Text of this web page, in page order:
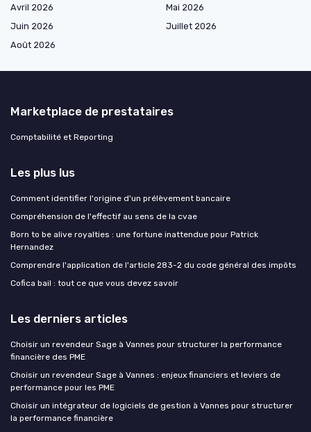
Avril 2026
Mai 2026
Juin 2026
Juillet 2026
Août 2026
Marketplace de prestataires
Comptabilité et Reporting
Les plus lus
Comment identifier l'origine d'un prélèvement bancaire
Compréhension de l'effectif au sens de la cvae
Born to be alive royalties : une fortune inattendue pour Patrick
Hernandez
Comprendre l'application de l'article 283-2 du code général des impôts
Cofica bail : tout ce que vous devez savoir
Les derniers articles
Choisir un revendeur Sage à Vannes pour structurer la performance
financière des PME
Choisir un revendeur Sage à Vannes : enjeux financiers et leviers de
performance pour les PME
Choisir un intégrateur de logiciels de gestion à Vannes pour structurer
la performance financière